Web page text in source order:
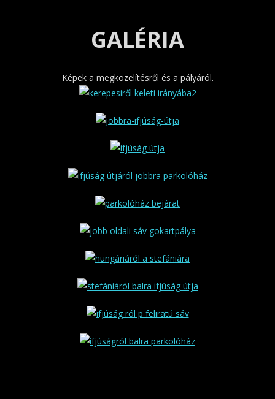
GALÉRIA
Képek a megközelítésről és a pályáról.